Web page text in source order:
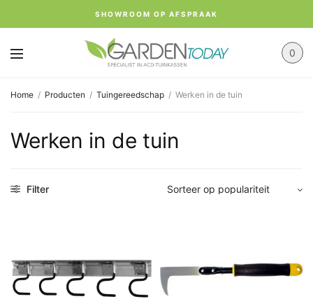
SHOWROOM OP AFSPRAAK
0
Home / Producten / Tuingereedschap / Werken in de tuin
Werken in de tuin
Filter